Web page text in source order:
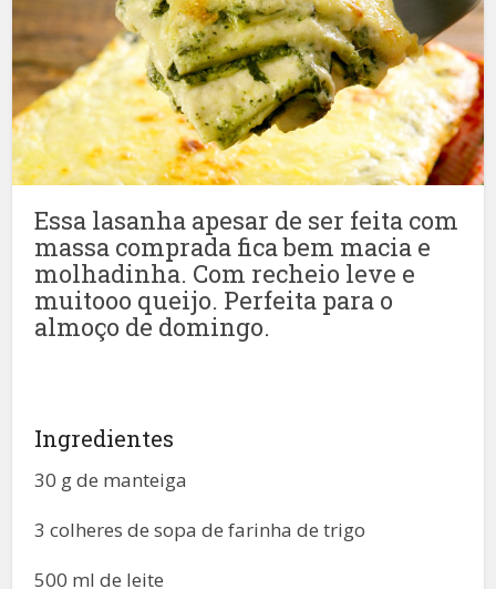
Essa lasanha apesar de ser feita com
massa comprada fica bem macia e
molhadinha. Com recheio leve e
muitooo queijo. Perfeita para o
almoço de domingo.
Ingredientes
30 g de manteiga
3 colheres de sopa de farinha de trigo
500 ml de leite